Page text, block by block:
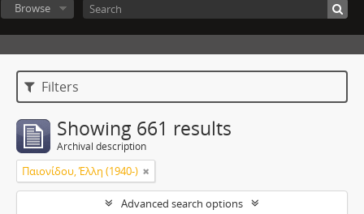
Browse
Filters
Showing 661 results
Archival description
Παιονίδου, Έλλη (1940-)
Advanced search options